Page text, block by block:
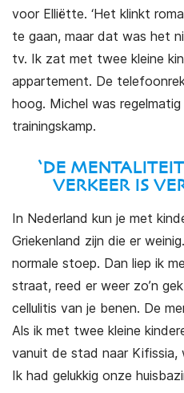
voor Elliëtte. ‘Het klinkt
te gaan, maar dat was het
tv. Ik zat met twee kleine
appartement. De
hoog. Michel was
trainingskamp.
‘DE
VERKEER IS
In Nederland kun je met
Griekenland zijn die er
normale stoep. Dan liep ik
straat, reed er weer zo’n
cellulitis van je benen. De
Als ik met twee kleine
vanuit de stad naar Kifissia,
Ik had gelukkig onze